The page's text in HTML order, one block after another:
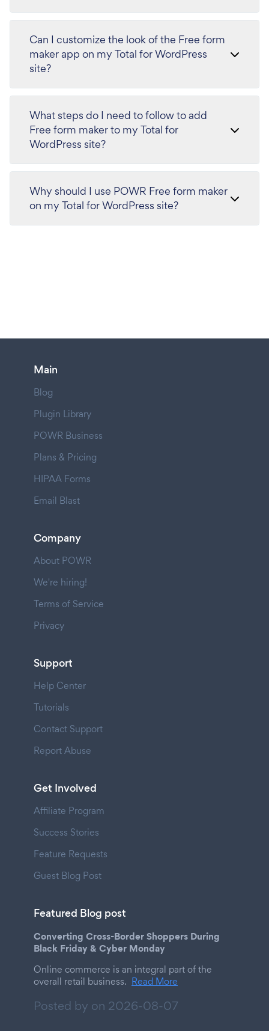
Can I customize the look of the Free form
maker app on my Total for WordPress
site?
What steps do I need to follow to add
Free form maker to my Total for
WordPress site?
Why should I use POWR Free form maker
on my Total for WordPress site?
Main
Blog
Plugin Library
POWR Business
Plans & Pricing
HIPAA Forms
Email Blast
Company
About POWR
We're hiring!
Terms of Service
Privacy
Support
Help Center
Tutorials
Contact Support
Report Abuse
Get Involved
Affiliate Program
Success Stories
Feature Requests
Guest Blog Post
Featured Blog post
Converting Cross-Border Shoppers During
Black Friday & Cyber Monday
Online commerce is an integral part of the
overall retail business. Read More
Posted by on 2026-08-07